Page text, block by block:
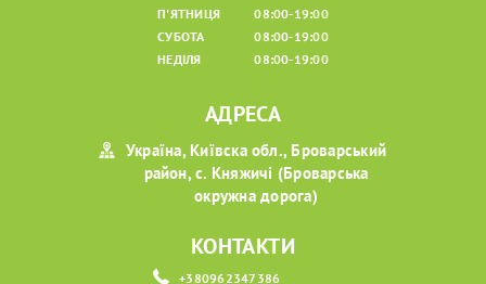
П'ЯТНИЦЯ
08:00-19:00
СУБОТА
08:00-19:00
НЕДІЛЯ
08:00-19:00
АДРЕСА
Україна, Київска обл., Броварський
район, с. Княжичі (Броварська
окружна дорога)
КОНТАКТИ
+380962347386